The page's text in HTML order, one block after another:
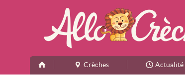
Crèches Actualité